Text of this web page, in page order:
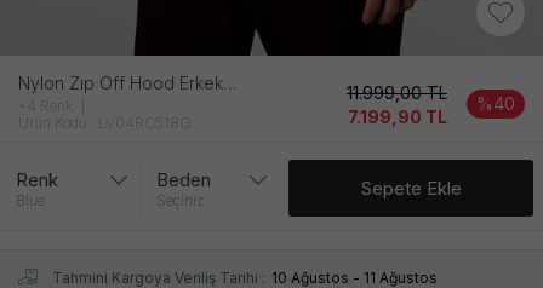
Nylon Zıp Off Hood Erkek Mavi̇ Mont
+4 Renk
Ürün Kodu : LV04RC518G
11.999,00TL
7.199,90 TL
%40
Renk
Blue
Beden
Seçiniz
Sepete Ekle
Tahmini Kargoya Veriliş Tarihi : 10 Ağustos - 11 Ağustos